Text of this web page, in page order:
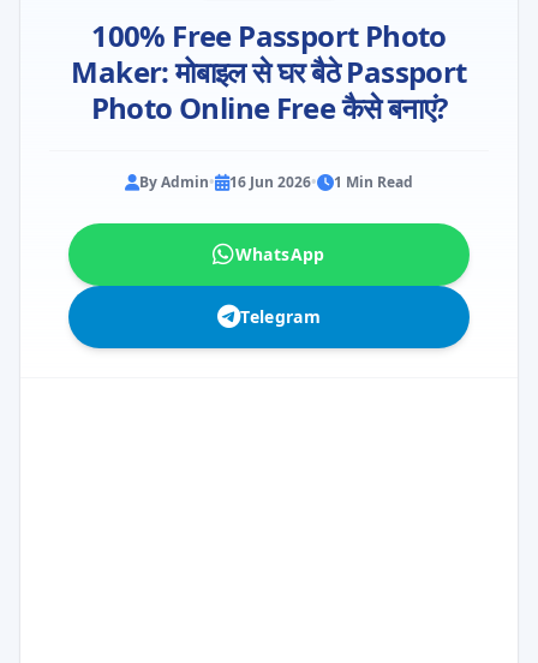
100% Free Passport Photo
Maker: मोबाइल से घर बैठे Passport
Photo Online Free कैसे बनाएं?
By Admin• 16 Jun 2026• 1 Min Read
WhatsApp
Telegram